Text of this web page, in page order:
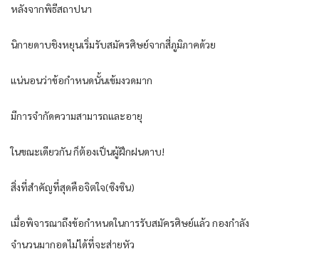
หลังจากพิธีสถาปนา
นิกายดาบชิงหยุนเริ่มรับสมัครศิษย์จากสี่ภูมิภาคด้วย
แน่นอนว่าข้อกำหนดนั้นเข้มงวดมาก
มีการจำกัดความสามารถและอายุ
ในขณะเดียวกัน ก็ต้องเป็นผู้ฝึกฝนดาบ!
สิ่งที่สำคัญที่สุดคือจิตใจ(ซิงซิน)
เมื่อพิจารณาถึงข้อกำหนดในการรับสมัครศิษย์แล้ว กองกำลัง
จำนวนมากอดไม่ได้ที่จะส่ายหัว